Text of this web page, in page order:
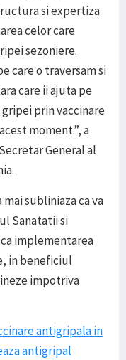
si expertiza
celor care
sezoniere.
care o traversam si
care ii ajuta pe
prin vaccinare
moment.”, a
General al
subliniaza ca va
Sanatatii si
implementarea
in beneficiul
impotriva
antigripala in
antigripal